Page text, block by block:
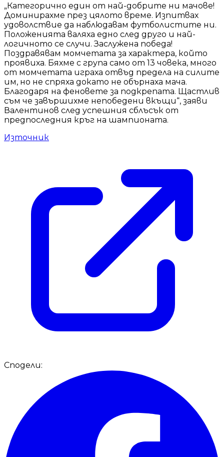
„Категорично един от най-добрите ни мачове!
Доминирахме през цялото време. Изпитвах
удоволствие да наблюдавам футболистите ни.
Положенията валяха едно след друго и най-
логичното се случи. Заслужена победа!
Поздравявам момчетата за характера, който
проявиха. Бяхме с група само от 13 човека, много
от момчетата играха отвъд предела на силите
им, но не спряха докато не обърнаха мача.
Благодаря на феновете за подкрепата. Щастлив
съм че завършихме непобедени вкъщи“, заяви
Валентинов след успешния сблъсък от
предпоследния кръг на шампионата.
Източник
Сподели: